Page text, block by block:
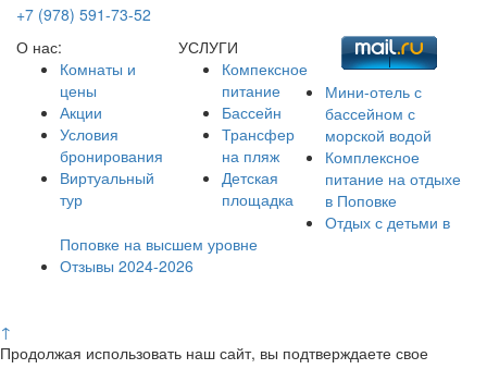
+7 (978) 591-73-52
О нас:
Комнаты и
цены
Акции
Условия
бронирования
Виртуальный
тур
УСЛУГИ
Компексное
питание
Бассейн
Трансфер
на пляж
Детская
площадка
Мини-отель с
бассейном с
морской водой
Комплексное
питание на отдыхе
в Поповке
Отдых с детьми в
Поповке на высшем уровне
Отзывы 2024-2026
↑
Продолжая использовать наш сайт, вы подтверждаете свое